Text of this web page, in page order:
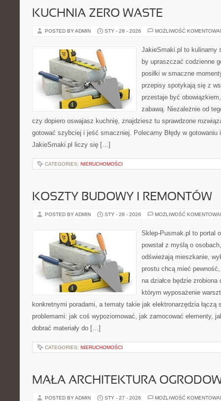
KUCHNIA ZERO WASTE
POSTED BY ADMIN STY - 28 - 2026 MOŻLIWOŚĆ
JakieSmaki.pl to kulinarny
by upraszczać codzienne
posiłki w smaczne
przepisy spotykają się z
przestaje być
zabawą. Niezależnie od
czy dopiero oswajasz kuchnię, znajdziesz tu sprawdzone
gotować szybciej i jeść smaczniej. Polecamy Błędy w gotowaniu
JakieSmaki.pl liczy się […]
CATEGORIES: NIERUCHOMOŚCI
KOSZTY BUDOWY I REMONTÓW
POSTED BY ADMIN STY - 28 - 2026 MOŻLIWOŚĆ
Sklep-Pusmak.pl to portal
powstał z myślą o
odświeżają mieszkanie,
prostu chcą mieć
na działce będzie zrobiona
którym wyposażenie
konkretnymi poradami, a tematy takie jak elektronarzędzia łączą
problemami: jak coś wypoziomować, jak zamocować elementy,
dobrać materiały do […]
CATEGORIES: NIERUCHOMOŚCI
MAŁA ARCHITEKTURA
POSTED BY ADMIN STY - 27 - 2026 MOŻLIWOŚĆ